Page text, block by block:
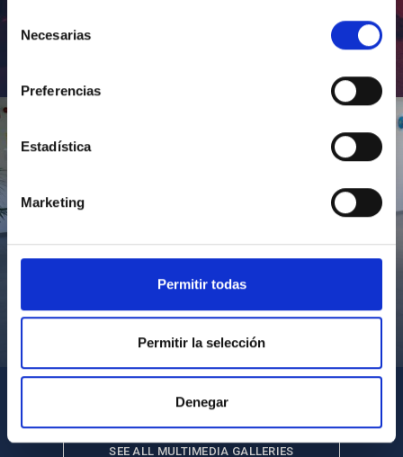
Necesarias
Preferencias
Estadística
Marketing
Permitir todas
Permitir la selección
Denegar
Visita del Presidente de Canarias al IACTEC
SEE ALL MULTIMEDIA GALLERIES